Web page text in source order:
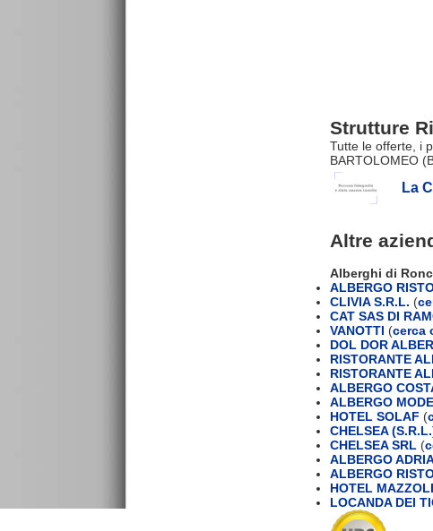
Strutture
Tutte le offerte, i
BARTOLOMEO
La
Altre
Alberghi di
ALBERGO
CLIVIA S.R.L. (
CAT SAS DI
VANOTTI (cerca
DOL DOR
RISTORANTE
RISTORANTE
ALBERGO
ALBERGO
HOTEL SOLAF (
CHELSEA
CHELSEA SRL (
ALBERGO
ALBERGO
HOTEL
LOCANDA DEI